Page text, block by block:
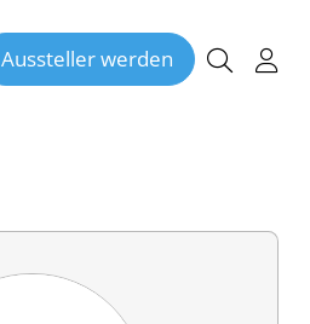
Aussteller werden